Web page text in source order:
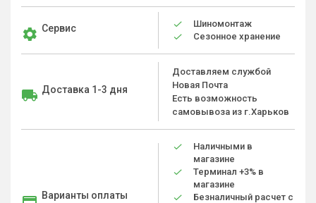
Сервис
Шиномонтаж
Сезонное хранение
Доставка 1-3 дня
Доставляем службой
Новая Почта
Есть возможность
самовывоза из г.Харьков
Варианты оплаты
Наличными в
магазине
Терминал +3% в
магазине
Безналичный расчет с